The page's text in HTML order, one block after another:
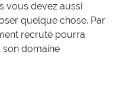
vous devez aussi
quelque chose. Par
recruté pourra
son domaine